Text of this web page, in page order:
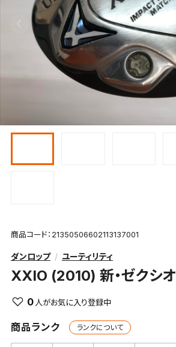
商品コード：21350506602113137001
ダンロップ ユーティリティ
XXIO (2010) 新・ゼクシオ
0
商品ランク ランクについて